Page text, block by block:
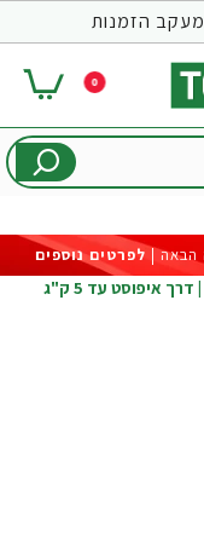
מעקב הזמנות
0
לפרטים נוספים